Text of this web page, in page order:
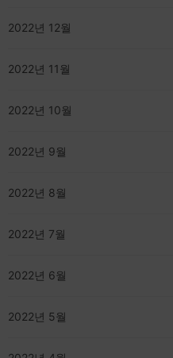
2022년 12월
2022년 11월
2022년 10월
2022년 9월
2022년 8월
2022년 7월
2022년 6월
2022년 5월